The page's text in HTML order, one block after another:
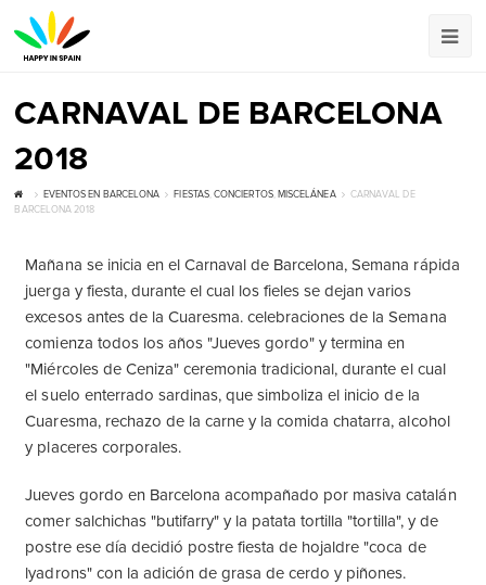
CARNAVAL DE BARCELONA
2018
EVENTOS EN BARCELONA FIESTAS,CONCIERTOS, MISCELÁNEA
CARNAVAL DE
BARCELONA 2018
Mañana se inicia en el Carnaval de Barcelona, Semana rápida
juerga y fiesta, durante el cual los fieles se dejan varios
excesos antes de la Cuaresma. celebraciones de la Semana
comienza todos los años "Jueves gordo" y termina en
"Miércoles de Ceniza" ceremonia tradicional, durante el cual
el suelo enterrado sardinas, que simboliza el inicio de la
Cuaresma, rechazo de la carne y la comida chatarra, alcohol
y placeres corporales.
Jueves gordo en Barcelona acompañado por masiva catalán
comer salchichas "butifarry" y la patata tortilla "tortilla", y de
postre ese día decidió postre fiesta de hojaldre "coca de
lyadrons" con la adición de grasa de cerdo y piñones.